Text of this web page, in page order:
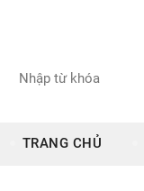
TRANG CHỦ